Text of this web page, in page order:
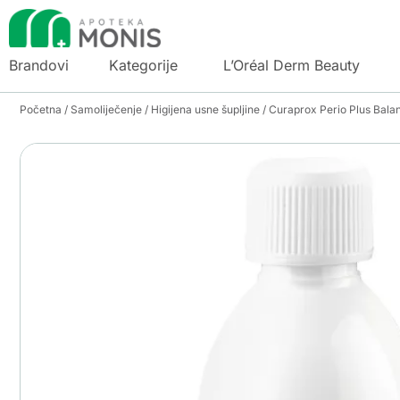
Brandovi Kategorije L’Oréal Derm Beauty
Početna / Samoliječenje / Higijena usne šupljine / Curaprox Perio Plus